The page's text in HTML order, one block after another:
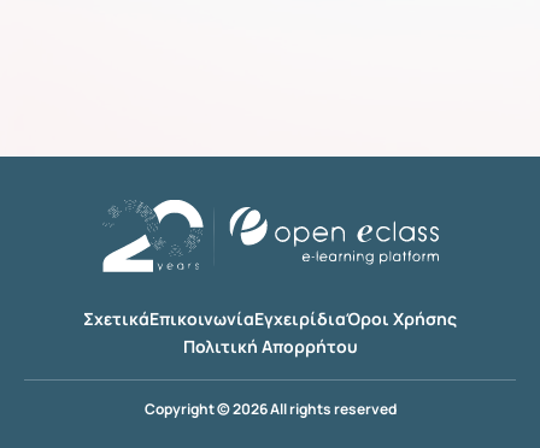
ΣχετικάΕπικοινωνίαΕγχειρίδιαΌροι Χρήσης
Πολιτική Απορρήτου
Copyright © 2026 All rights reserved